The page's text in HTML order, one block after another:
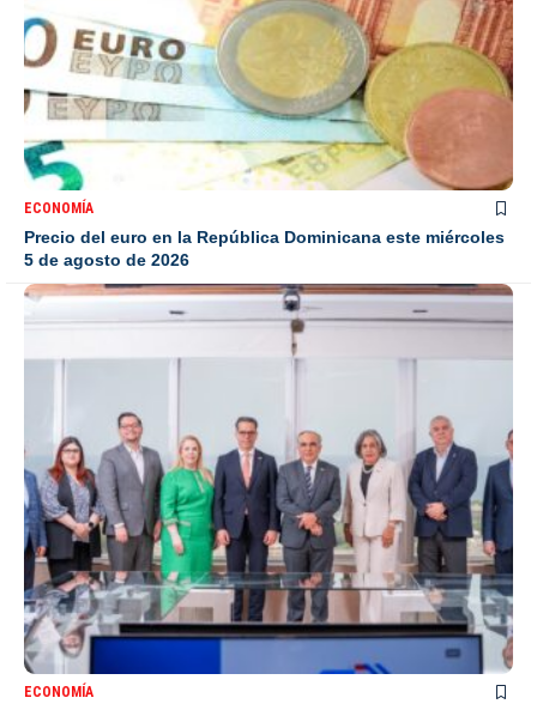
ECONOMÍA
Precio del euro en la República Dominicana este miércoles
5 de agosto de 2026
ECONOMÍA